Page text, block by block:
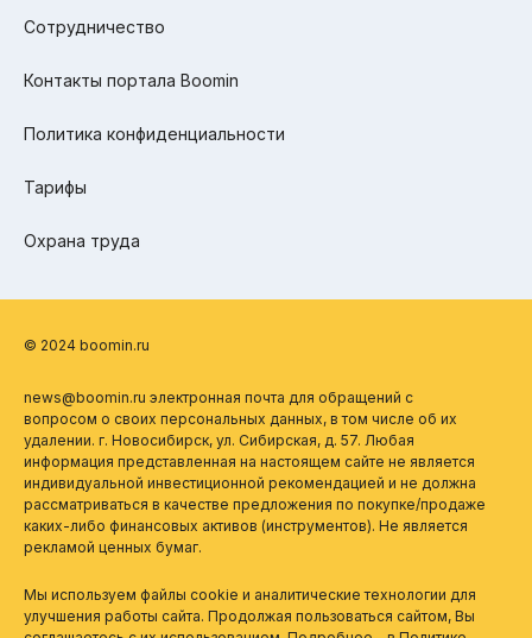
Сотрудничество
Контакты портала Boomin
Политика конфиденциальности
Тарифы
Охрана труда
© 2024 boomin.ru
news@boomin.ru электронная почта для обращений с
вопросом о своих персональных данных, в том числе об их
удалении. г. Новосибирск, ул. Сибирская, д. 57. Любая
информация представленная на настоящем сайте не является
индивидуальной инвестиционной рекомендацией и не должна
рассматриваться в качестве предложения по покупке/продаже
каких-либо финансовых активов (инструментов). Не является
рекламой ценных бумаг.
Мы используем файлы cookie и аналитические технологии для
улучшения работы сайта. Продолжая пользоваться сайтом, Вы